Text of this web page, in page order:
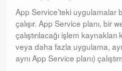
App Service’teki uygulamalar
çalışır. App Service planı, bir
çalıştırılacağı işlem
veya daha fazla uygulama,
aynı App Service planı)